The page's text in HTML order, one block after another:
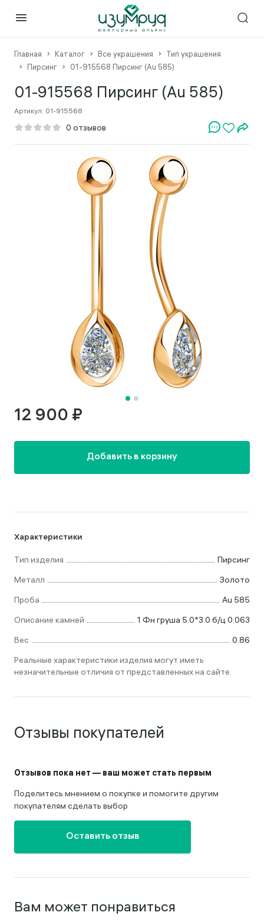
Главная Каталог Все украшения
Тип украшения
Пирсинг
01-915568 Пирсинг (Au 585)
01-915568 Пирсинг (Au 585)
Артикул: 01-915568
Характеристики
Тип изделия
Пирсинг
Металл
Золото
Проба
Au 585
Описание камней
1 Фн груша 5.0*3.0 б/ц 0.063
Вес
0.86
Реальные характеристики изделия могут иметь
незначительные отличия от представленных на сайте.
12 900 ₽
Добавить в корзину
Отзывы покупателей
Отзывов пока нет — ваш может стать первым
Поделитесь мнением о покупке и помогите другим
покупателям сделать выбор
Оставить отзыв
Вам может понравиться